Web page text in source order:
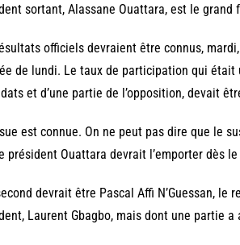
sortant, Alassane Ouattara, est le grand
officiels devraient être connus,
de lundi. Le taux de participation qui
et d’une partie de l’opposition, devait
est connue. On ne peut pas dire que le
président Ouattara devrait l’emporter dès
devrait être Pascal Affi N’Guessan, le
Laurent Gbagbo, mais dont une partie a